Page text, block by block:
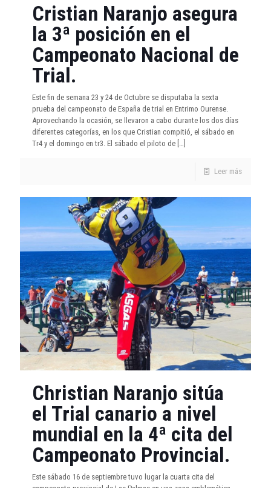
Cristian Naranjo asegura
la 3ª posición en el
Campeonato Nacional de
Trial.
Este fin de semana 23 y 24 de Octubre se disputaba la sexta
prueba del campeonato de España de trial en Entrimo Ourense.
Aprovechando la ocasión, se llevaron a cabo durante los dos días
diferentes categorías, en los que Cristian compitió, el sábado en
Tr4 y el domingo en tr3. El sábado el piloto de
Leer más
Christian Naranjo sitúa
el Trial canario a nivel
mundial en la 4ª cita del
Campeonato Provincial.
Este sábado 16 de septiembre tuvo lugar la cuarta cita del